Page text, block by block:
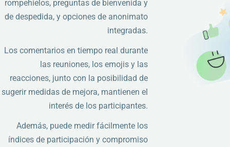
rompehielos, preguntas de bienvenida y
de despedida, y opciones de anonimato
integradas.
Los comentarios en tiempo real durante
las reuniones, los emojis y las
reacciones, junto con la posibilidad de
sugerir medidas de mejora, mantienen el
interés de los participantes.
Además, puede medir fácilmente los
índices de participación y compromiso